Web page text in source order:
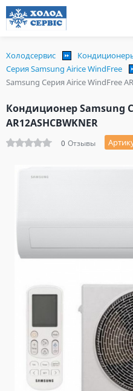
Холодсервис
Серия Samsung Airice WindFree
Samsung Серия Airice WindFree
Кондиционер Samsung
AR12ASHCBWKNER
0 Отзывы